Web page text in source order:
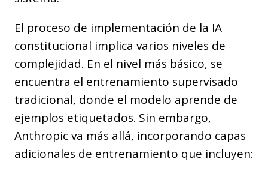
El proceso de implementación de la IA
constitucional implica varios niveles de
complejidad. En el nivel más básico, se
encuentra el entrenamiento supervisado
tradicional, donde el modelo aprende de
ejemplos etiquetados. Sin embargo,
Anthropic va más allá, incorporando capas
adicionales de entrenamiento que incluyen: